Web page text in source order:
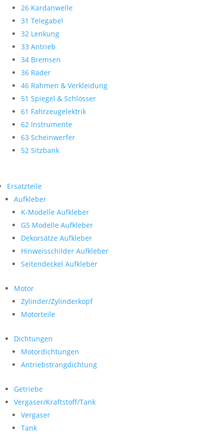
26 Kardanwelle
31 Telegabel
32 Lenkung
33 Antrieb
34 Bremsen
36 Räder
46 Rahmen & Verkleidung
51 Spiegel & Schlösser
61 Fahrzeugelektrik
62 Instrumente
63 Scheinwerfer
52 Sitzbank
Ersatzteile
Aufkleber
K-Modelle Aufkleber
GS Modelle Aufkleber
Dekorsätze Aufkleber
Hinweisschilder Aufkleber
Seitendeckel Aufkleber
Motor
Zylinder/Zylinderkopf
Motorteile
Dichtungen
Motordichtungen
Antriebstrangdichtung
Getriebe
Vergaser/Kraftstoff/Tank
Vergaser
Tank